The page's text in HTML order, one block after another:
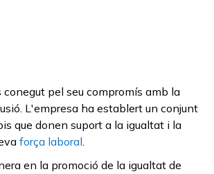
conegut pel seu compromís amb la
L'empresa ha establert un conjunt
que donen suport a la igualtat i la
força laboral.
en la promoció de la igualtat de